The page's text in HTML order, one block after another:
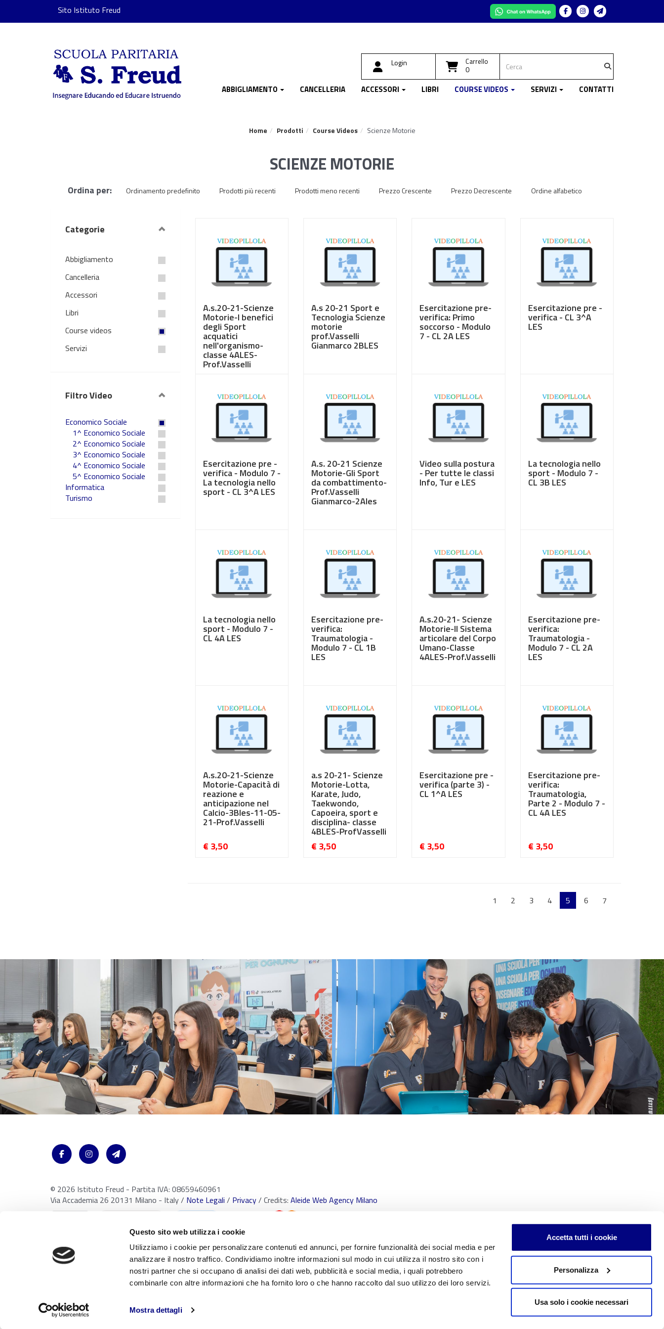
Questo sito web utilizza i cookie
Utilizziamo i cookie per personalizzare contenuti ed annunci, per fornire funzionalità dei social media e per
analizzare il nostro traffico. Condividiamo inoltre informazioni sul modo in cui utilizza il nostro sito con i
nostri partner che si occupano di analisi dei dati web, pubblicità e social media, i quali potrebbero
combinarle con altre informazioni che ha fornito loro o che hanno raccolto dal suo utilizzo dei loro servizi.
Mostra dettagli
Accetta tutti i cookie
Personalizza
Usa solo i cookie necessari
Sito Istituto Freud FacebookInstagram
Login Carrello
0
ABBIGLIAMENTO CANCELLERIA ACCESSORI LIBRI COURSE VIDEOS SERVIZI CONTATTI
Home Prodotti Course Videos Scienze Motorie
SCIENZE MOTORIE
Ordina per: Ordinamento predefinito Prodotti più recenti Prodotti meno recenti Prezzo Crescente Prezzo Decrescente Ordine alfabetico
Categorie
Abbigliamento
Cancelleria
Accessori
Libri
Course videos
Servizi
Filtro Video
Economico Sociale
1^ Economico Sociale
2^ Economico Sociale
3^ Economico Sociale
4^ Economico Sociale
5^ Economico Sociale
Informatica
Turismo
A.s.20-21-Scienze
Motorie-I benefici
degli Sport
acquatici
nell'organismo-
classe 4ALES-
Prof.Vasselli
A.s 20-21 Sport e
Tecnologia Scienze
motorie
prof.Vasselli
Gianmarco 2BLES
Esercitazione pre-
verifica: Primo
soccorso - Modulo
7 - CL 2A LES
Esercitazione pre -
verifica - CL 3^A
LES
Esercitazione pre -
verifica - Modulo 7 -
La tecnologia nello
sport - CL 3^A LES
A.s. 20-21 Scienze
Motorie-Gli Sport
da combattimento-
Prof.Vasselli
Gianmarco-2Ales
Video sulla postura
- Per tutte le classi
Info, Tur e LES
La tecnologia nello
sport - Modulo 7 -
CL 3B LES
La tecnologia nello
sport - Modulo 7 -
CL 4A LES
Esercitazione pre-
verifica:
Traumatologia -
Modulo 7 - CL 1B
LES
A.s.20-21- Scienze
Motorie-Il Sistema
articolare del Corpo
Umano-Classe
4ALES-Prof.Vasselli
Esercitazione pre-
verifica:
Traumatologia -
Modulo 7 - CL 2A
LES
A.s.20-21-Scienze
Motorie-Capacità di
reazione e
anticipazione nel
Calcio-3Bles-11-05-
21-Prof.Vasselli
€ 3,50
a.s 20-21- Scienze
Motorie-Lotta,
Karate, Judo,
Taekwondo,
Capoeira, sport e
disciplina- classe
4BLES-ProfVasselli
€ 3,50
Esercitazione pre -
verifica (parte 3) -
CL 1^A LES
€ 3,50
Esercitazione pre-
verifica:
Traumatologia,
Parte 2 - Modulo 7 -
CL 4A LES
€ 3,50
1 2 3 4 5 6 7
© 2026 Istituto Freud - Partita IVA: 08659460961
Via Accademia 26 20131 Milano - Italy / Note Legali / Privacy/ Credits: Aleide Web Agency Milano
Con riferimento al presente sito, i testi, le immagini, la grafica, i marchi e tutti contenuti e le procedure nonché le idee di realizzo di sistemi di procedimenti e di uso sono soggetti a copyright e alle forme di tutela
della proprietà intellettuale. Tutti i diritti sono riservati in favore di Scuola Paritaria S.Freud Srl. È vietata qualsiasi utilizzazione, totale o parziale, dei contenuti qui inseriti, inclusa la memorizzazione, riproduzione,
ai sensi della Legge 633 del 22 Aprile 1941 e successive modifiche.